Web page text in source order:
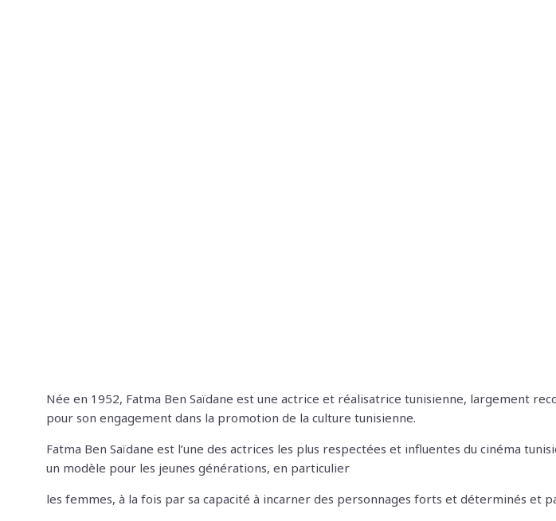
Née en 1952, Fatma Ben Saïdane est une actrice et réalisatrice tunisienne, largement
pour son engagement dans la promotion de la culture tunisienne.
Fatma Ben Saïdane est l’une des actrices les plus respectées et influentes du cinéma
un modèle pour les jeunes générations, en particulier
les femmes, à la fois par sa capacité à incarner des personnages forts et déterminés et